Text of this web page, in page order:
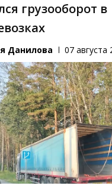
грузооборот в
Данилова 07 августа